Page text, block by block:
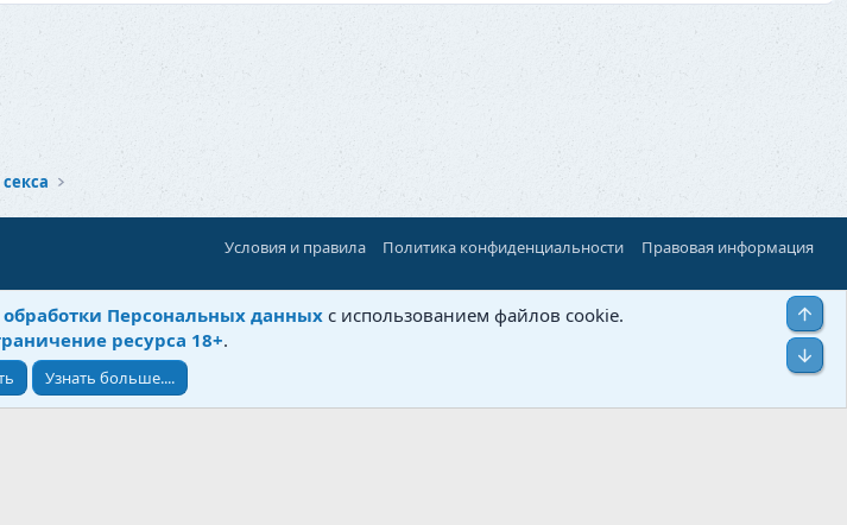
Условия и правила Политика конфиденциальности Правовая информация
, 2025-2026Персональных данных с использованием файлов cookie.
ресурса 18+.
Узнать больше....